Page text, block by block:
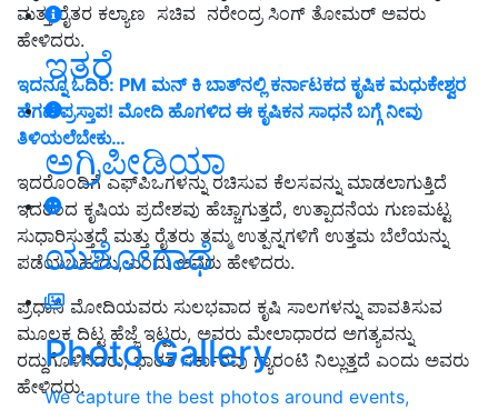
ಇತರೆ
ಅಗ್ರಿಪೀಡಿಯಾ
ಯಶೋಗಾಥೆ
Photo Gallery
We capture the best photos around events,
ಮತ್ತು ರೈತರ ಕಲ್ಯಾಣ ಸಚಿವ ನರೇಂದ್ರ ಸಿಂಗ್ ತೋಮರ್ ಅವರು
ಹೇಳಿದರು.
ಇದನ್ನೂ ಓದಿರಿ: PM ಮನ್ ಕಿ ಬಾತ್‌ನಲ್ಲಿ ಕರ್ನಾಟಕದ ಕೃಷಿಕ ಮಧುಕೇಶ್ವರ
ಹೆಗಡೆ ಪ್ರಸ್ತಾಪ! ಮೋದಿ ಹೊಗಳಿದ ಈ ಕೃಷಿಕನ ಸಾಧನೆ ಬಗ್ಗೆ ನೀವು
ತಿಳಿಯಲೆಬೇಕು…
ಇದರೊಂದಿಗೆ ಎಫ್‌ಪಿಒಗಳನ್ನು ರಚಿಸುವ ಕೆಲಸವನ್ನು ಮಾಡಲಾಗುತ್ತಿದೆ
ಇದರಿಂದ ಕೃಷಿಯ ಪ್ರದೇಶವು ಹೆಚ್ಚಾಗುತ್ತದೆ, ಉತ್ಪಾದನೆಯ ಗುಣಮಟ್ಟ
ಸುಧಾರಿಸುತ್ತದೆ ಮತ್ತು ರೈತರು ತಮ್ಮ ಉತ್ಪನ್ನಗಳಿಗೆ ಉತ್ತಮ ಬೆಲೆಯನ್ನು
ಪಡೆಯಬಹುದು, ಎಂದು ಅವರು ಹೇಳಿದರು.
ಪ್ರಧಾನಿ ಮೋದಿಯವರು ಸುಲಭವಾದ ಕೃಷಿ ಸಾಲಗಳನ್ನು ಪಾವತಿಸುವ
ಮೂಲಕ ದಿಟ್ಟ ಹೆಜ್ಜೆ ಇಟ್ಟರು, ಅವರು ಮೇಲಾಧಾರದ ಅಗತ್ಯವನ್ನು
ರದ್ದುಗೊಳಿಸಿದರು, ಭಾರತ ಸರ್ಕಾರವು ಗ್ಯಾರಂಟಿ ನಿಲ್ಲುತ್ತದೆ ಎಂದು ಅವರು
ಹೇಳಿದರು.